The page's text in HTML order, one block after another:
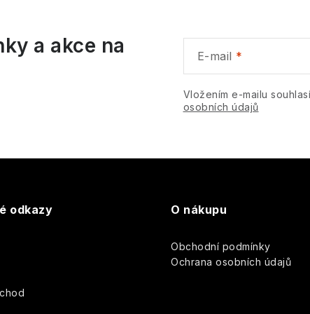
a akce na
E-mail
Vložením e-mailu
osobních údajů
odkazy O nákupu
Obchodní podmínky
Ochrana osobních údajů